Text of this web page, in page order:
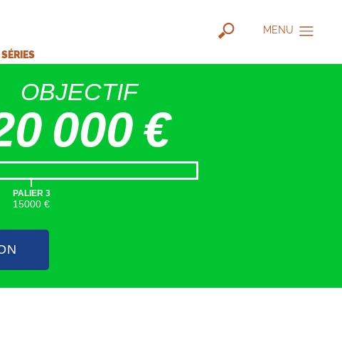
MENU
OBJECTIF
000 €
|
PALIER 3
15000 €